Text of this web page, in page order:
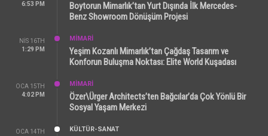
6:53 PM
Boytorun Mimarlık’tan Yurt Dışında İlk Mercedes-
Benz Showroom Dönüşüm Projesi
NIS 16TH
1:29 PM
MİMARİ
Yeşim Kozanlı Mimarlık’tan Çağdaş Tasarım ve
Konforun Buluşma Noktası: Elite World Kuşadası
OCA 15TH
4:02 PM
MİMARİ
Özer\Ürger Architects’ten Bağcılar’da Çok Yönlü Bir
Sosyal Yaşam Merkezi
OCA 14TH
KÜLTÜR-SANAT